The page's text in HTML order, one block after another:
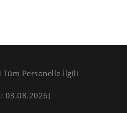
Personelle İlgili
03.08.2026)